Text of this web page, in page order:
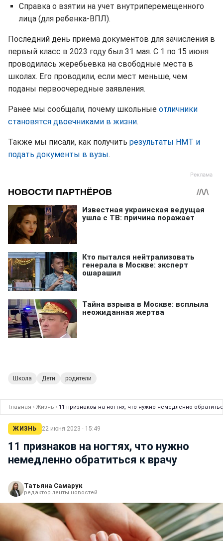
Справка о взятии на учет внутриперемещенного
лица (для ребенка-ВПЛ).
Последний день приема документов для зачисления в
первый класс в 2023 году был 31 мая. С 1 по 15 июня
проводилась жеребьевка на свободные места в
школах. Его проводили, если мест меньше, чем
поданы первоочередные заявления.
Ранее мы сообщали, почему школьные отличники
становятся двоечниками в жизни.
Также мы писали, как получить результаты НМТ и
подать документы в вузы.
Школа Дети родители
Главная › Жизнь › 11 признаков на ногтях, что нужно немедленно
ЖИЗНЬ 22 июня 2023 · 15:49
11 признаков на ногтях, что нужно
немедленно обратиться к врачу
Татьяна Самарук
редактор ленты новостей